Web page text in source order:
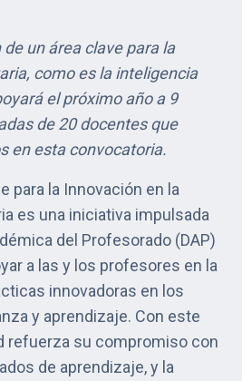
un área clave para la
como es la inteligencia
el próximo año a 9
de 20 docentes que
en esta convocatoria.
para la Innovación en la
es una iniciativa impulsada
del Profesorado (DAP)
a las y los profesores en la
innovadoras en los
y aprendizaje. Con este
refuerza su compromiso con
de aprendizaje, y la